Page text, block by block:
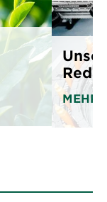
MEHR